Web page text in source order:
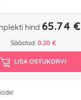
hind 65.74 €
Säästad: 0.20 €
LISA OSTUKORVI